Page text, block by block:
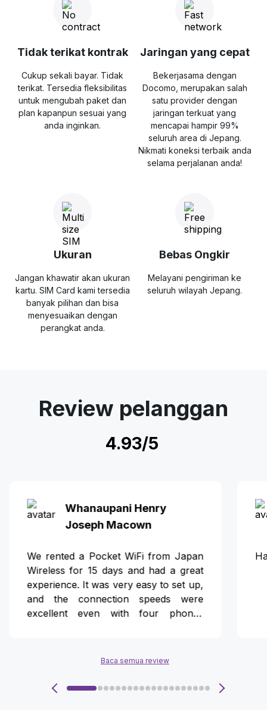
Tidak terikat kontrak
Cukup sekali bayar. Tidak
terikat. Tersedia fleksibilitas
untuk mengubah paket dan
plan kapanpun sesuai yang
anda inginkan.
Jaringan yang cepat
Bekerjasama dengan
Docomo, merupakan salah
satu provider dengan
jaringan terkuat yang
mencapai hampir 99%
seluruh area di Jepang.
Nikmati koneksi terbaik anda
selama perjalanan anda!
Ukuran
Jangan khawatir akan ukuran
kartu. SIM Card kami tersedia
banyak pilihan dan bisa
menyesuaikan dengan
perangkat anda.
Bebas Ongkir
Melayani pengiriman ke
seluruh wilayah Jepang.
Review pelanggan
4.93/5
Whanaupani Henry
Joseph Macown
We rented a Pocket WiFi from Japan
Wireless for 15 days and had a great
experience. It was very easy to set up,
and the connection speeds were
excellent even with four phones
helpful for keeping the device charged
great value for money, and the postal
Baca semua review